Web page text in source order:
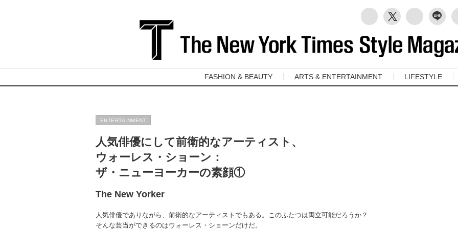
FASHION & BEAUTY ARTS & ENTERTAINMENT LIFESTYLE
ENTERTAINMENT
人気俳優にして前衛的なアーティスト、
ウォーレス・ショーン：
ザ・ニューヨーカーの素顔①
The New Yorker
人気俳優でありながら、前衛的なアーティストでもある。このふたつは両立可能だろうか？
そんな芸当ができるのはウォーレス・ショーンだけだ。